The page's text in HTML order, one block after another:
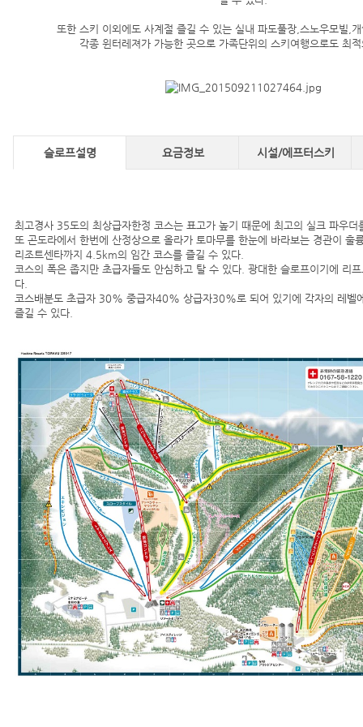
또한 스키 이외에도 사계절 즐길 수 있는 실내 파도풀장,스노우모빌,
각종 윈터레져가 가능한 곳으로 가족단위의 스키여행으로도 최
슬로프설명 요금정보 시설/에프터스키
최고경사 35도의 최상급자한정 코스는 표고가 높기 때문에 최고의 실크 파우더
또 곤도라에서 한번에 산정상으로 올라가 토마무를 한눈에 바라보는 경관이 훌
리조트센타까지 4.5km의 임간 코스를 즐길 수 있다.
코스의 폭은 좁지만 초급자들도 안심하고 탈 수 있다. 광대한 슬로프이기에 리
다.
코스배분도 초급자 30% 중급자40% 상급자30%로 되어 있기에 각자의 레벨
즐길 수 있다.